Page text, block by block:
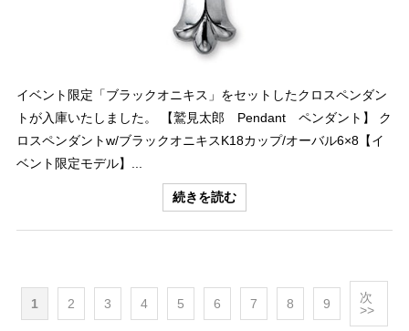
イベント限定「ブラックオニキス」をセットしたクロスペンダン
トが入庫いたしました。 【鷲見太郎 Pendant ペンダント】 ク
ロスペンダントw/ブラックオニキスK18カップ/オーバル6×8【イ
ベント限定モデル】...
続きを読む
1 2 3 4 5 6 7 8 9
次
>>